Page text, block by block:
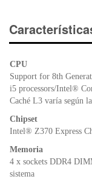
e
b
o
k
CPU
Support for 8th
i5 processors/Intel®
Caché L3 varía según
Chipset
Intel® Z370 Express
Memoria
4 x sockets DDR4
sistema